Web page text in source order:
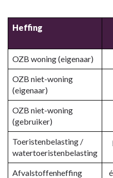
Paragraaf
Lokale
Tarieven
opbrengsten
Heffing
OZB woning (eigenaar)
OZB niet-woning
(eigenaar)
OZB niet-woning
(gebruiker)
Toeristenbelasting /
watertoeristenbelasting
Afvalstoffenheffing